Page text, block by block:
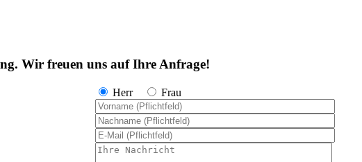
Wir freuen uns auf Ihre Anfrage!
Herr Frau